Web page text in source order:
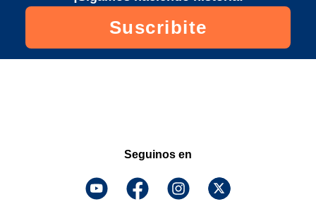
Suscribite
Seguinos en